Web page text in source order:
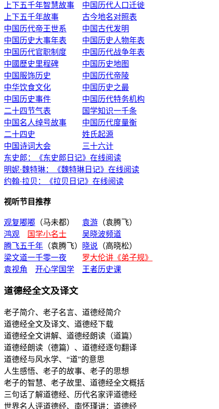
上下五千年智慧故事
中国历代人口迁徙
上下五千年故事
古今地名对照表
中国历代帝王世系
中国古代发明
中国历史大事年表
中国历史人物年表
中国历代官职制度
中国历代战争年表
中國歷史里程碑
中国历史地图
中国服饰历史
中国历代帝陵
中华饮食文化
中国历史之最
中国历史事件
中国历代特务机构
二十四节气表
国学知识一千条
中国名人绰号故事
中国历代度量衡
二十四史
姓氏起源
中国诗词大会
三十六计
东史郎：《东史郎日记》在线阅读
明妮·魏特琳：《魏特琳日记》在线阅读
约翰·拉贝：《拉贝日记》在线阅读
视听节目推荐
观复嘟嘟 （马未都） 袁游 （袁腾飞）
鸿观
国学小名士
吴晓波频道
腾飞五千年 （袁腾飞） 晓说 （高晓松）
梁文道一千零一夜
罗大伦讲《弟子规》
袁视角
开心学国学 王者历史课
道德经全文及译文
老子简介、老子名言、道德经简介
道德经全文及译文、道德经下载
道德经全文讲解、道德经朗读（道篇）
道德经朗读（德篇）、道德经逐句翻译
道德经与风水学、“道”的意思
人生感悟、老子的故事、老子的思想
老子的智慧、老子故里、道德经全文概括
三句话了解道德经、历代名家评道德经
世界名人评道德经、南怀瑾讲：道德经